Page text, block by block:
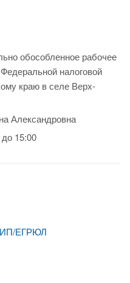
обособленное рабочее
налоговой
краю в селе Верх-
Александровна
до 15:00
ЕГРЮЛ